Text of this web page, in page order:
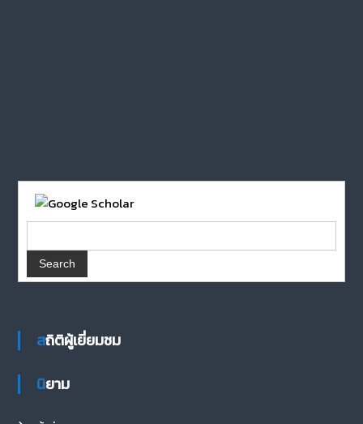
สถิติผู้เยี่ยมชม
นิยาม